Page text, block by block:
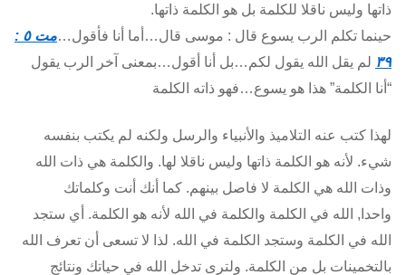
ذاتها وليس ناقلا للكلمة بل هو الكلمة ذاتها.
حينما تكلم الرب يسوع قال : موسى قال…أما أنا فأقول…
مت ٥ :
٣٩ لم يقل الله يقول لكم…بل أنا أقول…بمعنى آخر الرب يقول
“أنا الكلمة” هذا هو يسوع…فهو ذاته الكلمة
لهذا كتب عنه التلاميذ والأنبياء والرسل ولكنه لم يكتب بنفسه
شيء. لأنه هو الكلمة ذاتها وليس ناقلا لها. والكلمة هي ذات الله
وذات الله هي الكلمة لا فاصل بينهم. كما أنك أنت وكلماتك
واحدا, الله في الكلمة والكلمة في الله لأنه هو الكلمة. أي ستجد
الله في الكلمة وستجد الكلمة في الله. لذا لا تسعى أن تعرف الله
بالتخمينات بل من الكلمة. ولترى تدخل الله في حياتك ونتائج